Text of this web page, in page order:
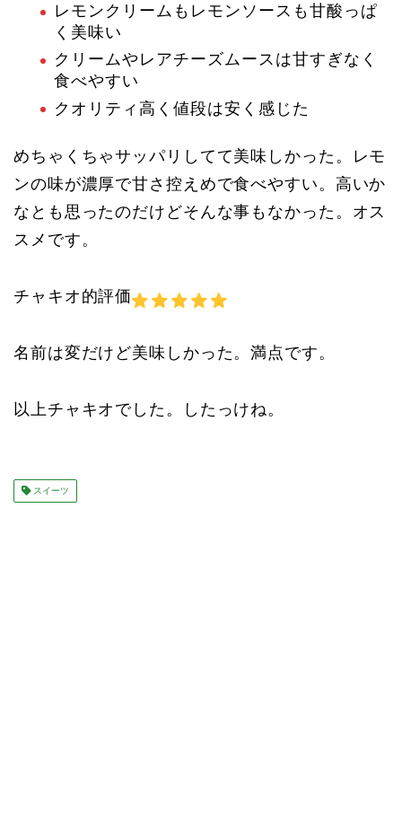
レモンクリームもレモンソースも甘酸っぱ
く美味い
クリームやレアチーズムースは甘すぎなく
食べやすい
クオリティ高く値段は安く感じた
めちゃくちゃサッパリしてて美味しかった。レモ
ンの味が濃厚で甘さ控えめで食べやすい。高いか
なとも思ったのだけどそんな事もなかった。オス
スメです。
チャキオ的評価
名前は変だけど美味しかった。満点です。
以上チャキオでした。したっけね。
スイーツ